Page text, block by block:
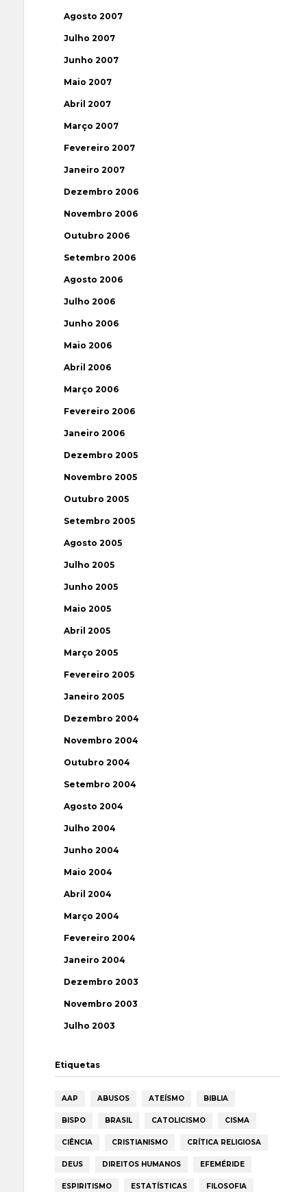
Agosto 2007
Julho 2007
Junho 2007
Maio 2007
Abril 2007
Março 2007
Fevereiro 2007
Janeiro 2007
Dezembro 2006
Novembro 2006
Outubro 2006
Setembro 2006
Agosto 2006
Julho 2006
Junho 2006
Maio 2006
Abril 2006
Março 2006
Fevereiro 2006
Janeiro 2006
Dezembro 2005
Novembro 2005
Outubro 2005
Setembro 2005
Agosto 2005
Julho 2005
Junho 2005
Maio 2005
Abril 2005
Março 2005
Fevereiro 2005
Janeiro 2005
Dezembro 2004
Novembro 2004
Outubro 2004
Setembro 2004
Agosto 2004
Julho 2004
Junho 2004
Maio 2004
Abril 2004
Março 2004
Fevereiro 2004
Janeiro 2004
Dezembro 2003
Novembro 2003
Julho 2003
Etiquetas
AAP ABUSOS ATEÍSMO BIBLIA
BISPO BRASIL CATOLICISMO CISMA
CIÊNCIA CRISTIANISMO CRÍTICA RELIGIOSA
DEUS DIREITOS HUMANOS EFEMÉRIDE
ESPIRITISMO ESTATÍSTICAS FILOSOFIA